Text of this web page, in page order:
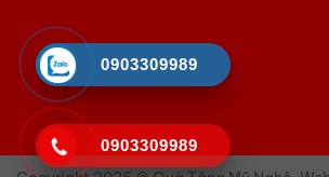
0903309989
0903309989